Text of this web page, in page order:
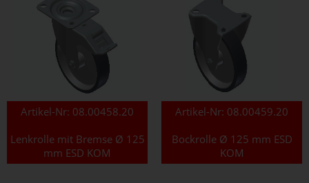
Artikel-Nr: 08.00458.20
Lenkrolle mit Bremse Ø 125
mm ESD KOM
Artikel-Nr: 08.00459.20
Bockrolle Ø 125 mm ESD
KOM